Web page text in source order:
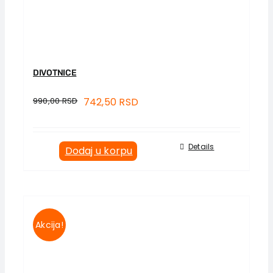
DIVOTNICE
990,00RSD 742,50 RSD
Dodaj u korpu Details
Akcija!